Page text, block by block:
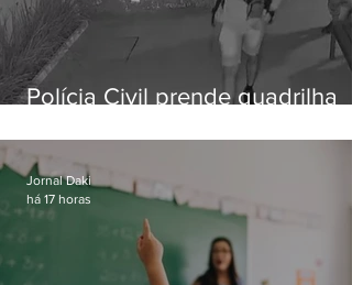
Polícia Civil prende quadrilha
residências de luxo no Rio
Jornal Daki
há 17 horas